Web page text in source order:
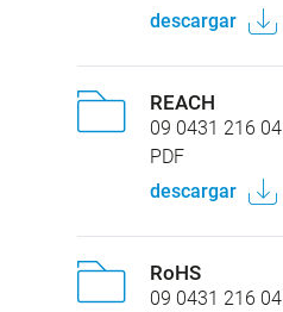
descargar
REACH
09 0431 216 04
PDF
descargar
RoHS
09 0431 216 04